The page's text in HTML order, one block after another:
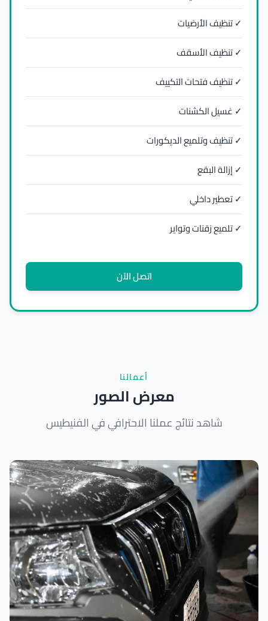
✓ تنظيف الأرضيات
✓ تنظيف الأسقف
✓ تنظيف فتحات التكييف
✓ غسيل الكشنات
✓ تنظيف وتلميع الديكورات
✓ إزالة البقع
✓ تعطير داخلي
✓ تلميع زقنات وتواير
اتصل الآن
أعمالنا
معرض الصور
شاهد نتائج عملنا الاحترافي في الفنيطيس